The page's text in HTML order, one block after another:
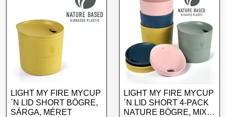
LIGHT MY FIRE MYCUP
´N LID SHORT BÖGRE,
SÁRGA, MÉRET
LIGHT MY FIRE MYCUP
´N LID SHORT 4-PACK
NATURE BÖGRE, MIX,